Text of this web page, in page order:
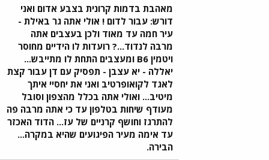
מאהבת בדמות קרונית בצבע אדום ואני
דורש: עבור לדום ! אולי אתה גר באילת -
עיר חמה עד מאוד ולכן בעצבים אתה
מרבה לנדוד...? רועדות לו הידיים מחוסר
ויטמין B6 ומעצבים התחת לו מתייבש...
יאללה - יא עצבן - תפסיק עם דן עבור קצת
לאגד לקואופרטיב ואני את יחסיי איתך
מיטיב... ואולי אתה בכלל מהצפון וסובל
מעודף שיחות בטלפון עד כי אתה מרבה פה
להתרגז וחושף קרניים של עז... הדוד האכזר
עד אימה מעיר הפיגועים שהיא במקרה...
הבירה.